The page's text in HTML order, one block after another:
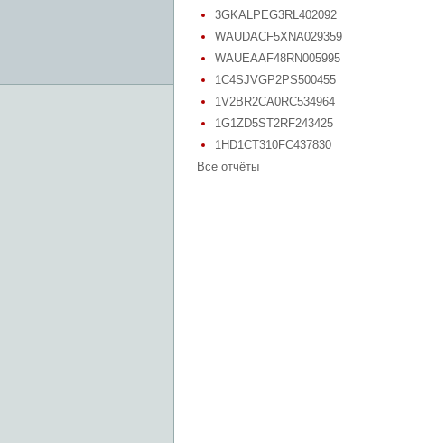
3GKALPEG3RL402092
WAUDACF5XNA029359
WAUEAAF48RN005995
1C4SJVGP2PS500455
1V2BR2CA0RC534964
1G1ZD5ST2RF243425
1HD1CT310FC437830
Все отчёты